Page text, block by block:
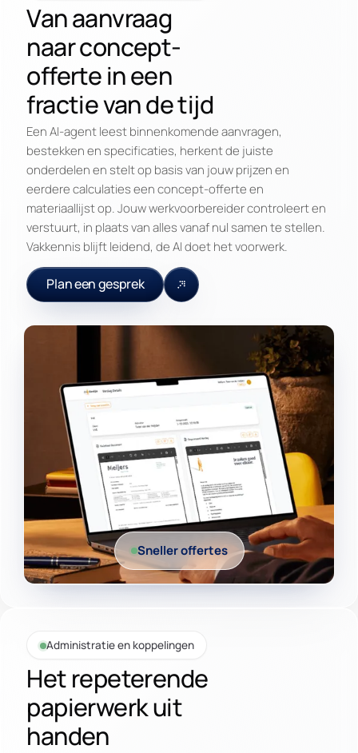
Van aanvraag
naar concept-
offerte in een
fractie van de tijd
Een AI-agent leest binnenkomende aanvragen,
bestekken en specificaties, herkent de juiste
onderdelen en stelt op basis van jouw prijzen en
eerdere calculaties een concept-offerte en
materiaallijst op. Jouw werkvoorbereider controleert en
verstuurt, in plaats van alles vanaf nul samen te stellen.
Vakkennis blijft leidend, de AI doet het voorwerk.
Plan een gesprek
Sneller offertes
Administratie en koppelingen
Het repeterende
papierwerk uit
handen